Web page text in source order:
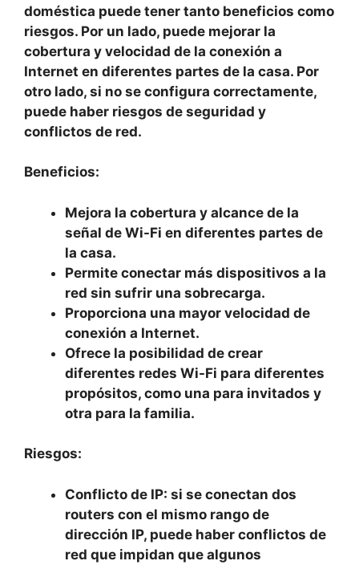
doméstica puede tener tanto beneficios como
riesgos. Por un lado, puede mejorar la
cobertura y velocidad de la conexión a
Internet en diferentes partes de la casa. Por
otro lado, si no se configura correctamente,
puede haber riesgos de seguridad y
conflictos de red.
Beneficios:
Mejora la cobertura y alcance de la
señal de Wi-Fi en diferentes partes de
la casa.
Permite conectar más dispositivos a la
red sin sufrir una sobrecarga.
Proporciona una mayor velocidad de
conexión a Internet.
Ofrece la posibilidad de crear
diferentes redes Wi-Fi para diferentes
propósitos, como una para invitados y
otra para la familia.
Riesgos:
Conflicto de IP: si se conectan dos
routers con el mismo rango de
dirección IP, puede haber conflictos de
red que impidan que algunos